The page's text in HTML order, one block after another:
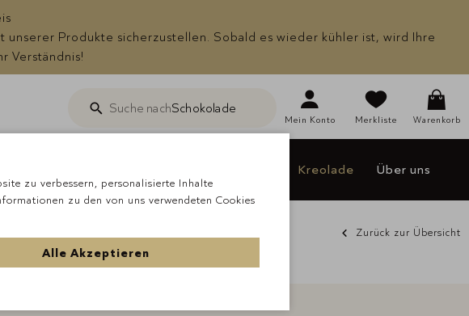
Produkte sicherzustellen. Sobald es wieder kühler ist, wird Ihre
Verständnis!
SucheSuche nachSchokolade
Mein Konto Merkliste Warenkorb
Kreolade Über uns
Zurück zur Übersicht
zu verbessern, personalisierte Inhalte
zu den von uns verwendeten Cookies
Alle Akzeptieren